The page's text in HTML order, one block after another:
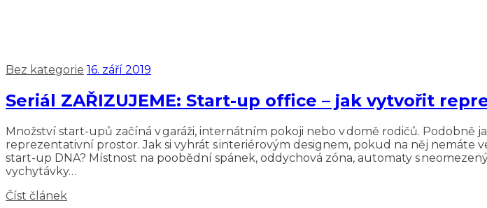
Bez kategorie 16. září 2019
Seriál ZAŘIZUJEME: Start-up office – jak vytvořit
Množství start-upů začíná v garáži, internátním pokoji nebo v domě rodičů.
reprezentativní prostor. Jak si vyhrát s interiérovým designem, pokud na něj
start-up DNA? Místnost na poobědní spánek, oddychová zóna, automaty s
vychytávky…
Číst článek